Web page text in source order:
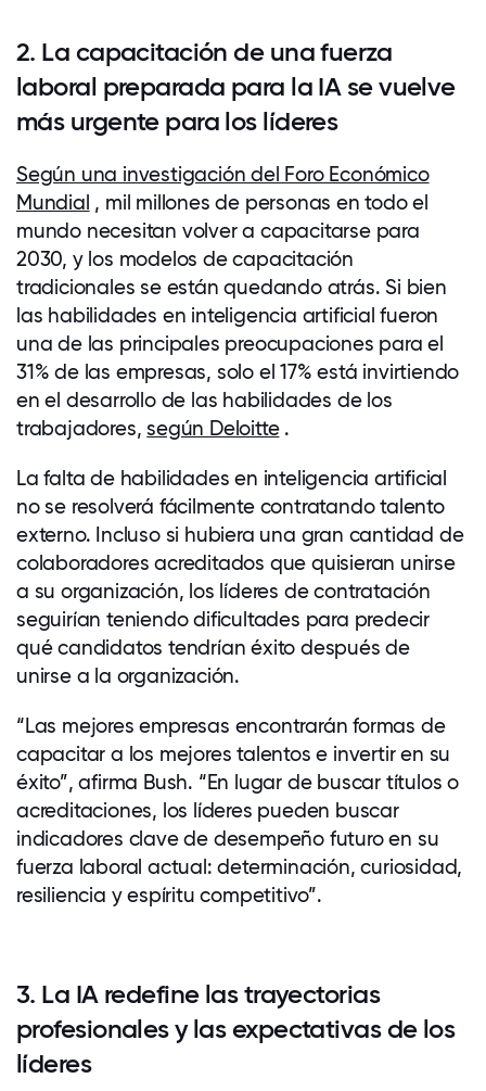
2. La capacitación de una fuerza
laboral preparada para la IA se vuelve
más urgente para los líderes
Según una investigación del Foro Económico
Mundial , mil millones de personas en todo el
mundo necesitan volver a capacitarse para
2030, y los modelos de capacitación
tradicionales se están quedando atrás. Si bien
las habilidades en inteligencia artificial fueron
una de las principales preocupaciones para el
31% de las empresas, solo el 17% está invirtiendo
en el desarrollo de las habilidades de los
trabajadores,según Deloitte.
La falta de habilidades en inteligencia artificial
no se resolverá fácilmente contratando talento
externo. Incluso si hubiera una gran cantidad de
colaboradores acreditados que quisieran unirse
a su organización, los líderes de contratación
seguirían teniendo dificultades para predecir
qué candidatos tendrían éxito después de
unirse a la organización.
“Las mejores empresas encontrarán formas de
capacitar a los mejores talentos e invertir en su
éxito”, afirma Bush. “En lugar de buscar títulos o
acreditaciones, los líderes pueden buscar
indicadores clave de desempeño futuro en su
fuerza laboral actual: determinación, curiosidad,
resiliencia y espíritu competitivo”.
3. La IA redefine las trayectorias
profesionales y las expectativas de los
líderes